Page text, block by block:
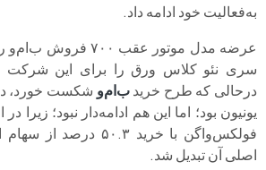
به‌فعالیت خود ادامه داد.
عرضه مدل موتور عقب
سری نئو کلاس ورق را برای این شرکت
درحالی ‌که طرح خریدب‌ام‌و شکست خورد،
فولکس‌واگن با خرید ۵۰.۳
اصلی آن تبدیل شد.